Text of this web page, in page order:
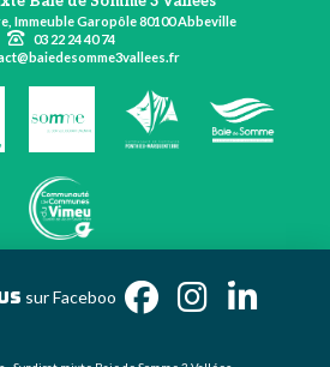
Immeuble Garopôle 80100 Abbeville
03 22 24 40 74
sur Face